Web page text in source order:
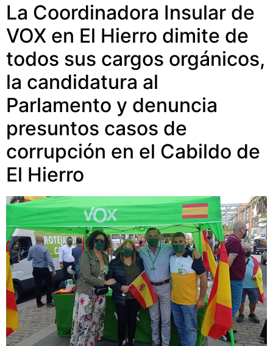
La Coordinadora Insular de
VOX en El Hierro dimite de
todos sus cargos orgánicos,
la candidatura al
Parlamento y denuncia
presuntos casos de
corrupción en el Cabildo de
El Hierro